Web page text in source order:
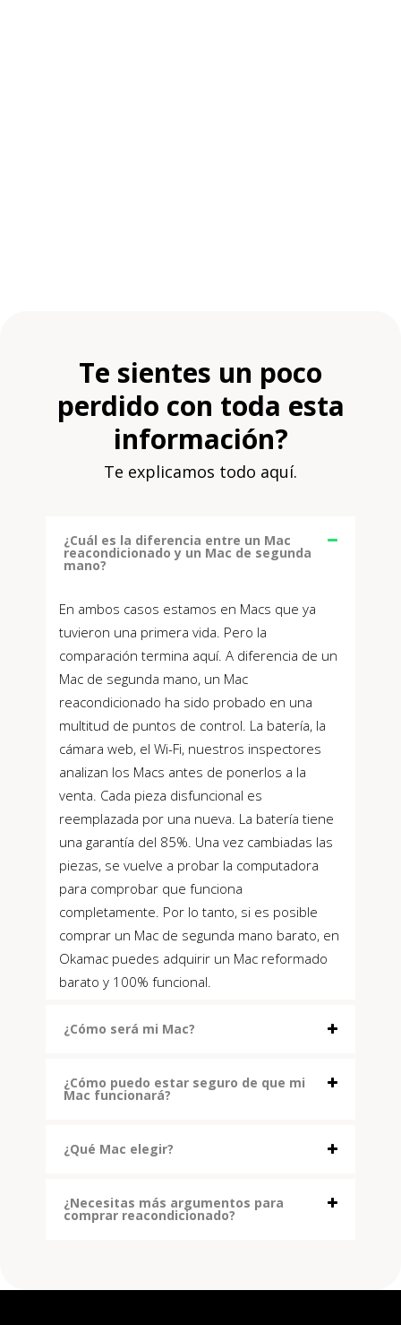
Te sientes un poco
perdido con toda esta
información?
Te explicamos todo aquí.
¿Cuál es la diferencia entre un Mac
reacondicionado y un Mac de segunda
mano?
En ambos casos estamos en Macs que ya
tuvieron una primera vida. Pero la
comparación termina aquí. A diferencia de un
Mac de segunda mano, un Mac
reacondicionado ha sido probado en una
multitud de puntos de control. La batería, la
cámara web, el Wi-Fi, nuestros inspectores
analizan los Macs antes de ponerlos a la
venta. Cada pieza disfuncional es
reemplazada por una nueva. La batería tiene
una garantía del 85%. Una vez cambiadas las
piezas, se vuelve a probar la computadora
para comprobar que funciona
completamente. Por lo tanto, si es posible
comprar un Mac de segunda mano barato, en
Okamac puedes adquirir un Mac reformado
barato y 100% funcional.
¿Cómo será mi Mac?
¿Cómo puedo estar seguro de que mi
Mac funcionará?
¿Qué Mac elegir?
¿Necesitas más argumentos para
comprar reacondicionado?